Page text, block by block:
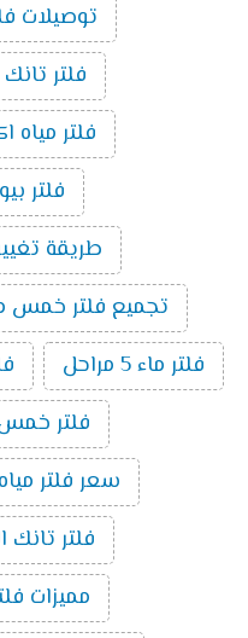
توصيلات فلتر
فلتر تانك 5 مراحل كارفور
فلتر مياه
فلتر
طريقة
تجميع فلتر خمس
فلتر ماء 5 مراحل
فلتر
سعر فلتر مياه
فلتر تانك
مميزات فلتر